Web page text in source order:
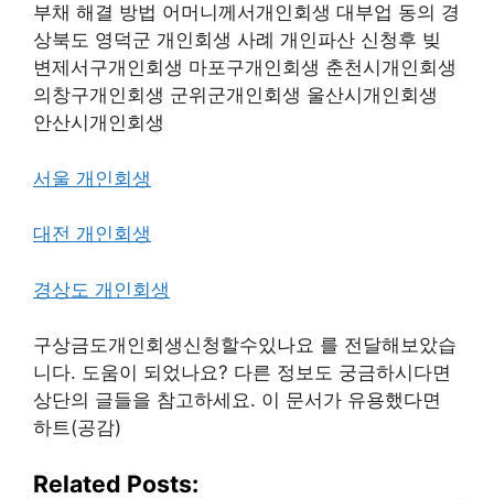
부채 해결 방법 어머니께서개인회생 대부업 동의 경
상북도 영덕군 개인회생 사례 개인파산 신청후 빚
변제서구개인회생 마포구개인회생 춘천시개인회생
의창구개인회생 군위군개인회생 울산시개인회생
안산시개인회생
서울 개인회생
대전 개인회생
경상도 개인회생
구상금도개인회생신청할수있나요 를 전달해보았습
니다. 도움이 되었나요? 다른 정보도 궁금하시다면
상단의 글들을 참고하세요. 이 문서가 유용했다면
하트(공감)
Related Posts: